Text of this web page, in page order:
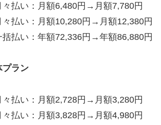
々払い：月額6,480円→月額7,780円
々払い：月額10,280円→月額12,380円
括払い：年額72,336円→年額86,880円
プラン
々払い：月額2,728円→月額3,280円
々払い：月額3,828円→月額4,980円